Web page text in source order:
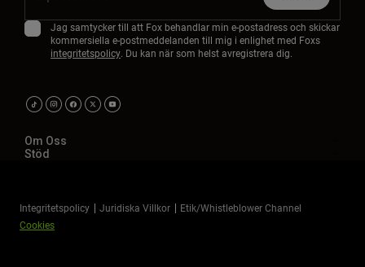
Jag samtycker till att Fox behandlar min e-postadress och skickar
kommersiella e-postmeddelanden till mig i enlighet med Foxs
integritetspolicy. Du kan när som helst avregistrera dig.
Om Oss
Stöd
Integritetspolicy Juridiska Villkor
Etik/Whistleblower Channel
Cookies